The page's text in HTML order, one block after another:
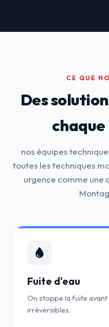
CE QUE
Des
nos équipes
toutes les techniques
urgence comme une
Fuite d'eau
On stoppe la fuite
irréversibles.